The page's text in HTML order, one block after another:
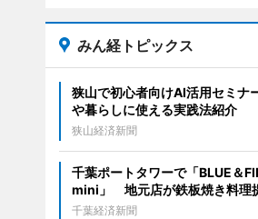
みん経トピックス
狭山で初心者向けAI活用セミ
や暮らしに使える実践法紹介
狭山経済新聞
千葉ポートタワーで「BLUE＆
mini」 地元店が鉄板焼き料理
千葉経済新聞